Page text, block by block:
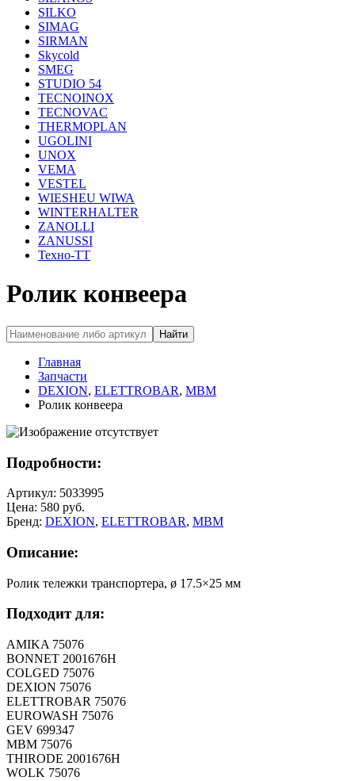
SILKO
SIMAG
SIRMAN
Skycold
SMEG
STUDIO 54
TECNOINOX
TECNOVAC
THERMOPLAN
UGOLINI
UNOX
VEMA
VESTEL
WIESHEU WIWA
WINTERHALTER
ZANOLLI
ZANUSSI
Техно-ТТ
Ролик конвеера
Найти
Главная
Запчасти
DEXION, ELETTROBAR, MBM
Ролик конвеера
Подробности:
Артикул: 5033995
Цена: 580 руб.
Бренд: DEXION, ELETTROBAR, MBM
Описание:
Ролик тележки транспортера, ø 17.5×25 мм
Подходит для:
AMIKA 75076
BONNET 2001676H
COLGED 75076
DEXION 75076
ELETTROBAR 75076
EUROWASH 75076
GEV 699347
MBM 75076
THIRODE 2001676H
WOLK 75076